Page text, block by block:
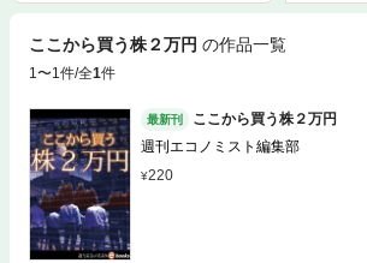
ここから買う株２万円 の作品一覧
1〜1件/全1件
最新刊
ここから買う株２万円
週刊エコノミスト編集部
220